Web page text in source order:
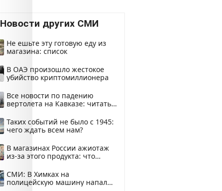
Новости других СМИ
Не ешьте эту готовую еду из
магазина: список
В ОАЭ произошло жестокое
убийство криптомиллионера
Все новости по падению
вертолета на Кавказе: читать
Таких событий не было с 1945:
чего ждать всем нам?
В магазинах России ажиотаж
из-за этого продукта: что
СМИ: В Химках на
полицейскую машину напали